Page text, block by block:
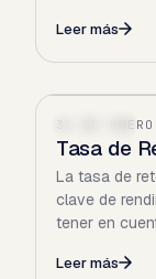
Leer más
31 DE
Tasa de
La tasa de
clave de
tener en
Leer más